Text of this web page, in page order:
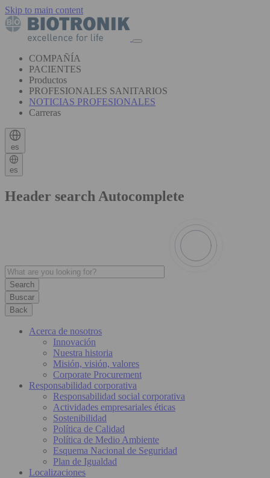
Skip to main content
COMPAÑÍA
PACIENTES
Productos
PROFESIONALES SANITARIOS
NOTICIAS PROFESIONALES
Carreras
es
es
Header search Autocomplete
Buscar
Back
Acerca de nosotros
Innovación
Nuestra historia
Misión, visión, valores
Corporate Procurement
Responsabilidad corporativa
Responsabilidad social corporativa
Actividades empresariales éticas
Sostenibilidad
Política de Calidad
Política de Medio Ambiente
Esquema Nacional de Seguridad
Plan de Igualdad
Localizaciones